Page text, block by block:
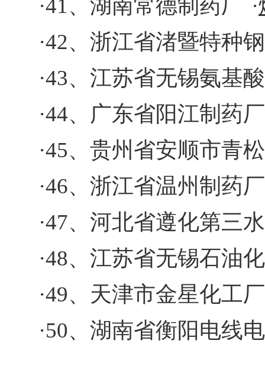
·41、湖南常德制药厂 ·
·42、浙江省渚暨特种
·43、江苏省无锡氨基
·44、广东省阳江制药厂
·45、贵州省安顺市青
·46、浙江省温州制药厂
·47、河北省遵化第三
·48、江苏省无锡石油
·49、天津市金星化工厂
·50、湖南省衡阳电线